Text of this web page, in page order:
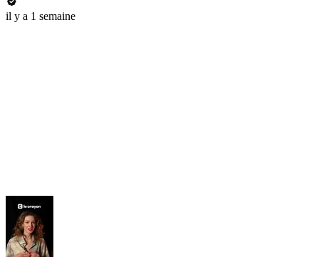
il y a 1 semaine